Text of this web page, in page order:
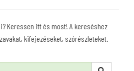
Keressen itt és most! A kereséshez
kifejezéseket, szórészleteket.